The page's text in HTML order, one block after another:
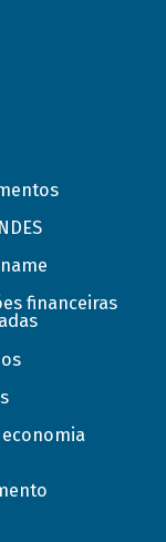
financeiras
economia